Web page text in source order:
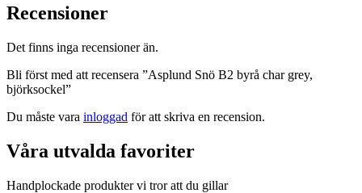
Recensioner
Det finns inga recensioner än.
Bli först med att recensera ”Asplund Snö B2 byrå char grey,
björksockel”
Du måste vara inloggad för att skriva en recension.
Våra utvalda favoriter
Handplockade produkter vi tror att du gillar